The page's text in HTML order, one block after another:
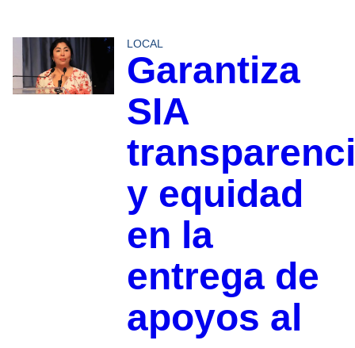
LOCAL
Garantiza
SIA
y equidad
en la
entrega de
apoyos al